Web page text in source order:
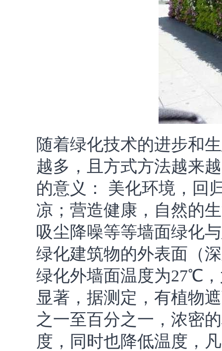
随着绿化技术的进步和
越多，且方式方法越来
的意义： 美化环境，回
凉；营造健康，自然的
吸尘降噪等等墙面绿化
绿化建筑物的外表面（
绿化外墙面温度为27℃
显著，据测定，有植物
之一至百分之一，浓密
度，同时也降低温度，